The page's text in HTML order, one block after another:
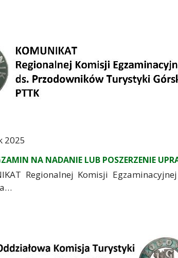
2025
NA NADANIE LUB POSZERZENIE
Regionalnej Komisji Egzaminacyjnej